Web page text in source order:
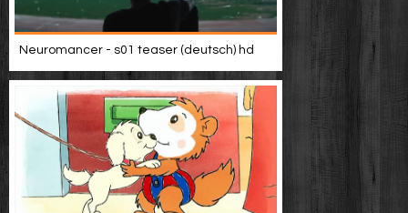
Neuromancer - s01 teaser (deutsch) hd